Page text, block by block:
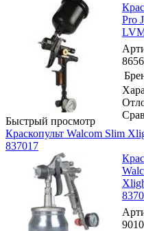
Быстрый просмотр
Pro
Краскопульт Walcom Slim
837017